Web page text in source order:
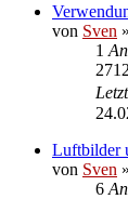
von Sven
1
Luftbilder
von Sven
6